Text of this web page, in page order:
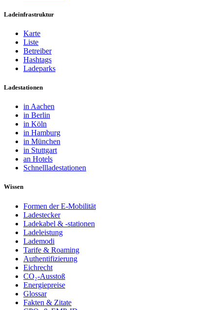
Ladeinfrastruktur
Karte
Liste
Betreiber
Hashtags
Ladeparks
Ladestationen
in Aachen
in Berlin
in Köln
in Hamburg
in München
in Stuttgart
an Hotels
Schnellladestationen
Wissen
Formen der E-Mobilität
Ladestecker
Ladekabel & -stationen
Ladeleistung
Lademodi
Tarife & Roaming
Authentifizierung
Eichrecht
CO₂-Ausstoß
Energiepreise
Glossar
Fakten & Zitate